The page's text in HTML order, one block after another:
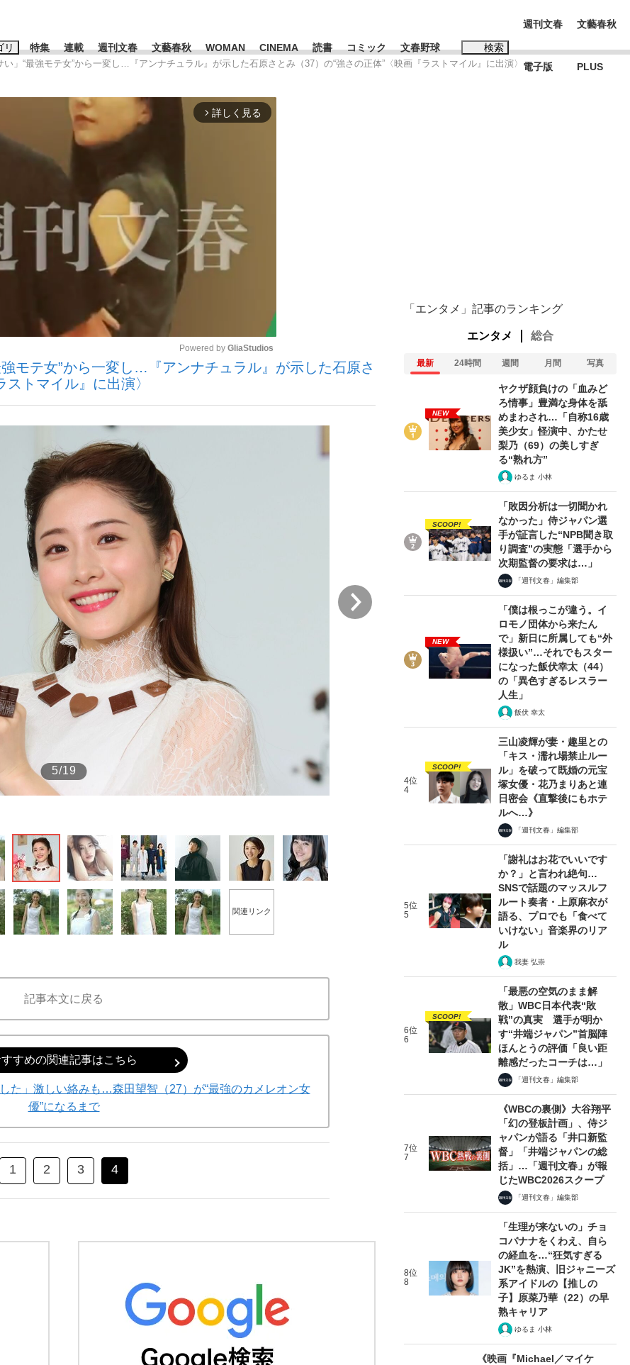
リ
明かした日本代表監督に... 「最悪の空気のまま解散」WBC日本代表“敗戦”の真実 選手が明かす...
選手が証言した“NPB聞... 「クマが悪者扱いされているのが悲しい」『北の国から』倉本聰氏（91...
カー日本代表・森保一監督...
もっと見る
特集
いまさら聞けない資産運用のすべて
もっと見る
連載 週刊文春 文藝春秋 WOMAN CINEMA 読書 コミック 文春野球 検索
ワードタグ一覧
#高市早苗 #後藤真希 #森岡毅
週刊文春
電子版
文藝春秋
PLUS
」“最強モテ女”から一変し…『アンナチュラル』が示した石原さとみ（37）の“強さの正体”〈映画『ラストマイル』に出演〉
arrow_forward_ios 詳しく見る
Powered by GliaStudios
強モテ女”から一変し…『アンナチュラル』が示した石原さ
ストマイル』に出演〉
5/19
関連リンク
記事本文に戻る
すめの関連記事はこちら
た」激しい絡みも…森田望智（27）が“最強のカメレオン女
優”になるまで
1 2 3 4
「エンタメ」記事のランキング
エンタメ 総合
最新 24時間 週間 月間 写真
NEW
ヤクザ顔負けの「血みど
ろ情事」豊満な身体を舐
めまわされ…「自称16歳
美少女」怪演中、かたせ
梨乃（69）の美しすぎ
る“熟れ方”
ゆるま 小林
SCOOP!
「敗因分析は一切聞かれ
なかった」侍ジャパン選
手が証言した“NPB聞き取
り調査”の実態「選手から
次期監督の要求は…」
「週刊文春」編集部
NEW
「僕は根っこが違う。イ
ロモノ団体から来たん
で」新日に所属しても“外
様扱い”…それでもスター
になった飯伏幸太（44）
の「異色すぎるレスラー
人生」
飯伏 幸太
4位
4
SCOOP!
三山凌輝が妻・趣里との
「キス・濡れ場禁止ルー
ル」を破って既婚の元宝
塚女優・花乃まりあと連
日密会《直撃後にもホテ
ルへ…》
「週刊文春」編集部
5位
5
「謝礼はお花でいいです
か？」と言われ絶句…
SNSで話題のマッスルフ
ルート奏者・上原麻衣が
語る、プロでも「食べて
いけない」音楽界のリア
ル
我妻 弘崇
6位
6
SCOOP!
「最悪の空気のまま解
散」WBC日本代表“敗
戦”の真実 選手が明か
す“井端ジャパン”首脳陣
ほんとうの評価「良い距
離感だったコーチは…」
「週刊文春」編集部
7位
7
《WBCの裏側》大谷翔平
「幻の登板計画」、侍ジ
ャパンが語る「井口新監
督」「井端ジャパンの総
括」…「週刊文春」が報
じたWBC2026スクープ
「週刊文春」編集部
8位
8
「生理が来ないの」チョ
コバナナをくわえ、自ら
の経血を…“狂気すぎる
JK”を熱演、旧ジャニーズ
系アイドルの【推しの
子】原菜乃華（22）の早
熟キャリア
ゆるま 小林
《映画『Michael／マイケ